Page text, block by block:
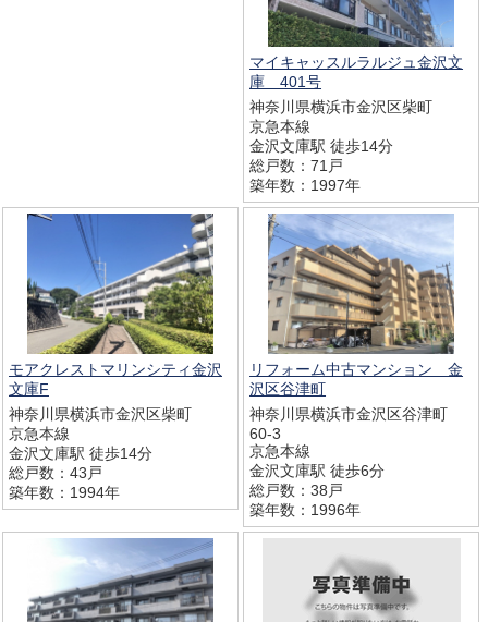
マイキャッスルラルジュ金沢文
庫 401号
神奈川県横浜市金沢区柴町
京急本線
金沢文庫駅 徒歩14分
総戸数：71戸
築年数：1997年
モアクレストマリンシティ金沢
文庫F
神奈川県横浜市金沢区柴町
京急本線
金沢文庫駅 徒歩14分
総戸数：43戸
築年数：1994年
リフォーム中古マンション 金
沢区谷津町
神奈川県横浜市金沢区谷津町
60-3
京急本線
金沢文庫駅 徒歩6分
総戸数：38戸
築年数：1996年